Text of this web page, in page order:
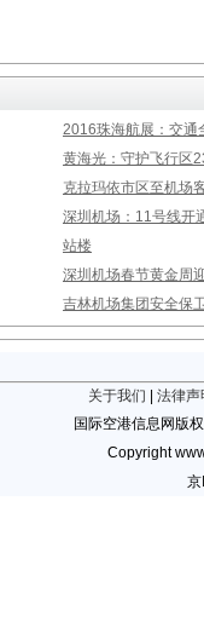
2016珠海航展：交通
黄海光：守护飞行区
克拉玛依市区至机场
深圳机场：11号线开
站楼
深圳机场春节黄金周
吉林机场集团安全保
关于我们
法律声
国际空港信息网版
Copyright